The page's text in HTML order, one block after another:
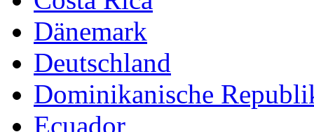
Dänemark
Deutschland
Dominikanische
Ecuador